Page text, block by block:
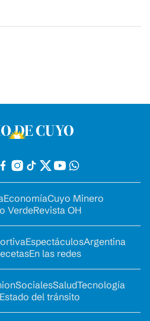
EconomíaCuyo Minero
VerdeRevista OH
EspectáculosArgentina
En las redes
SocialesSaludTecnología
Estado del tránsito